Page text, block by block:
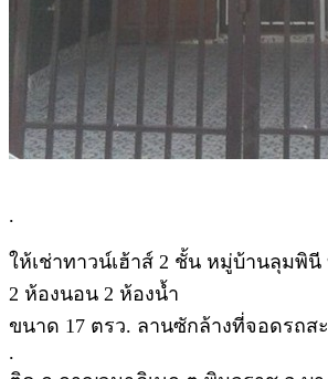
.
ให้เช่าทาวน์เฮ้าส์ 2 ชั้น หมู่บ้านลุมพินี
2 ห้องนอน 2 ห้องน้ำ
ขนาด 17 ตรว. ลานซักล้างที่จอดรถส
.